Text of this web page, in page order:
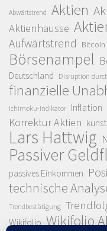
Abwärtstrend Aktien
Aktienhausse
Aufwärtstrend Bitcoin
Börsenampel
Deutschland Disruption
finanzielle
Ichimoku-Indikator Inflation
Korrektur Aktien
Lars Hattwig
Passiver
passives Einkommen
technische
Trendbestätigung
Wikifolio Wikifolio